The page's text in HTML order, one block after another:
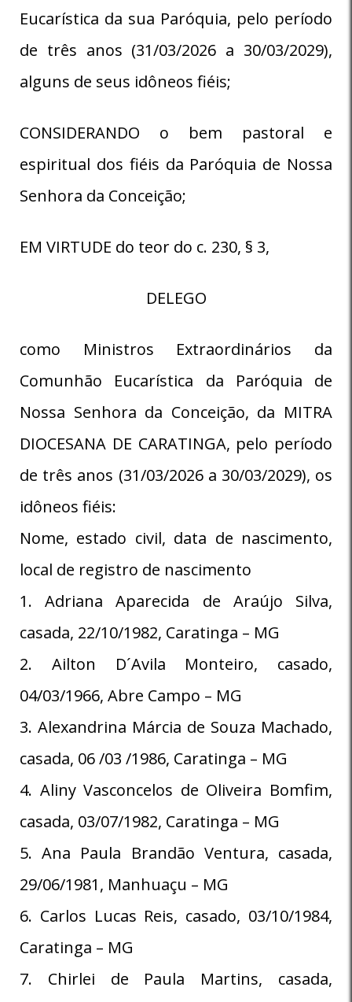
Eucarística da sua Paróquia, pelo período
de três anos (31/03/2026 a 30/03/2029),
alguns de seus idôneos fiéis;
CONSIDERANDO o bem pastoral e
espiritual dos fiéis da Paróquia de Nossa
Senhora da Conceição;
EM VIRTUDE do teor do c. 230, § 3,
DELEGO
como Ministros Extraordinários da
Comunhão Eucarística da Paróquia de
Nossa Senhora da Conceição, da MITRA
DIOCESANA DE CARATINGA, pelo período
de três anos (31/03/2026 a 30/03/2029), os
idôneos fiéis:
Nome, estado civil, data de nascimento,
local de registro de nascimento
1. Adriana Aparecida de Araújo Silva,
casada, 22/10/1982, Caratinga – MG
2. Ailton D´Avila Monteiro, casado,
04/03/1966, Abre Campo – MG
3. Alexandrina Márcia de Souza Machado,
casada, 06 /03 /1986, Caratinga – MG
4. Aliny Vasconcelos de Oliveira Bomfim,
casada, 03/07/1982, Caratinga – MG
5. Ana Paula Brandão Ventura, casada,
29/06/1981, Manhuaçu – MG
6. Carlos Lucas Reis, casado, 03/10/1984,
Caratinga – MG
7. Chirlei de Paula Martins, casada,